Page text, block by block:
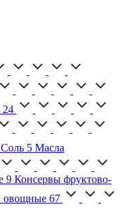
24
Соль 5 Масла
9 Консервы фруктово-
овощные 67